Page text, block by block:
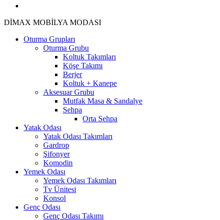
Close
DİMAX MOBİLYA MODASI
Oturma Grupları
Oturma Grubu
Koltuk Takımları
Köşe Takımı
Berjer
Koltuk + Kanepe
Aksesuar Grubu
Mutfak Masa & Sandalye
Sehpa
Orta Sehpa
Yatak Odası
Yatak Odası Takımları
Gardrop
Şifonyer
Komodin
Yemek Odası
Yemek Odası Takımları
Tv Ünitesi
Konsol
Genç Odası
Genç Odası Takımı